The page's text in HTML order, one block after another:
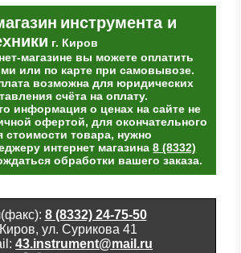
инструмента и
г. Киров
магазине вы можете оплатить
или по карте при самовывозе.
возможна для юридических
счёта на оплату.
информация о ценах на сайте не
офертой, для окончательного
стоимости товара, нужно
интернет магазина8 (8332)
обработки вашего заказа.
8 (8332) 24-75-50
Киров, ул. Сурикова 41
43.instrument@mail.ru